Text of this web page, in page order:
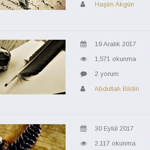
Haşim Akgün
19 Aralık 2017
1,571 okunma
2 yorum
Abdullah Bildiri
30 Eylül 2017
2,117 okunma